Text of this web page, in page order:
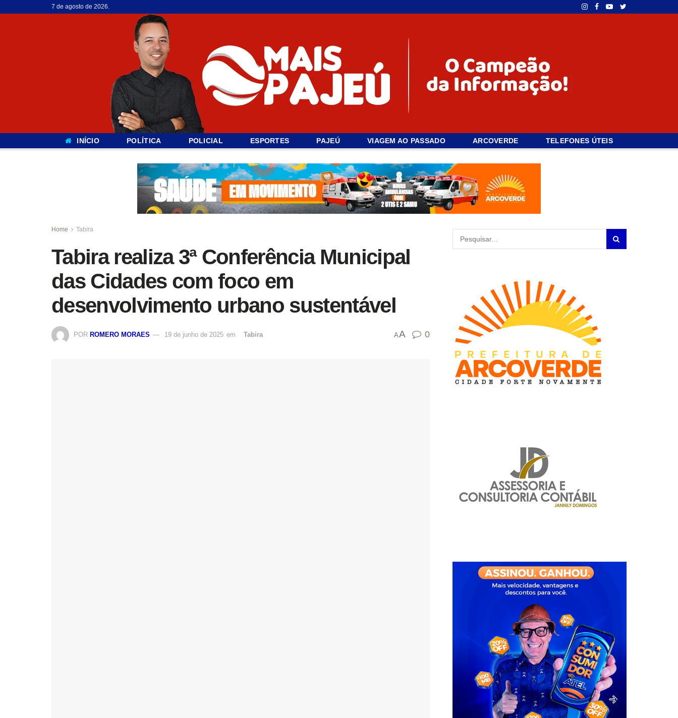
7 de agosto de 2026.
INÍCIO POLÍTICA POLICIAL ESPORTES PAJEÚ VIAGEM AO PASSADO ARCOVERDE TELEFONES ÚTEIS
Home Tabira
Tabira realiza 3ª Conferência Municipal
das Cidades com foco em
desenvolvimento urbano sustentável
POR ROMERO MORAES 19 de junho de 2025 emﾠ Tabira AA 0